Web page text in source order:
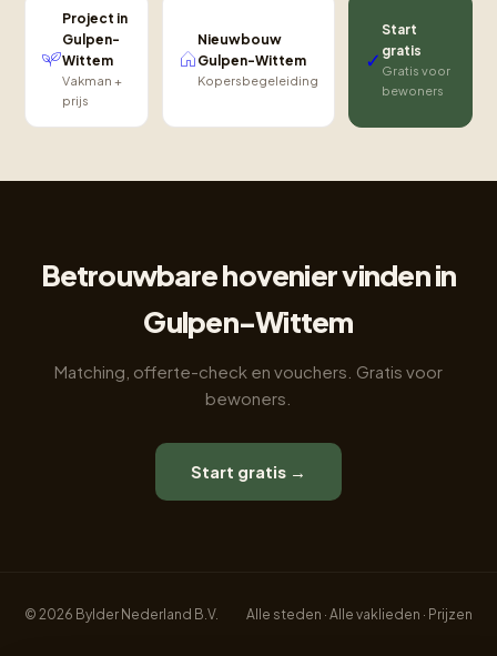
Project in
Gulpen-
Wittem
Vakman +
prijs
Nieuwbouw
Gulpen-Wittem
Kopersbegeleiding
✓
Start
gratis
Gratis voor
bewoners
Betrouwbare hovenier vinden in
Gulpen-Wittem
Matching, offerte-check en vouchers. Gratis voor
bewoners.
Start gratis →
© 2026 Bylder Nederland B.V. Alle steden · Alle vaklieden · Prijzen